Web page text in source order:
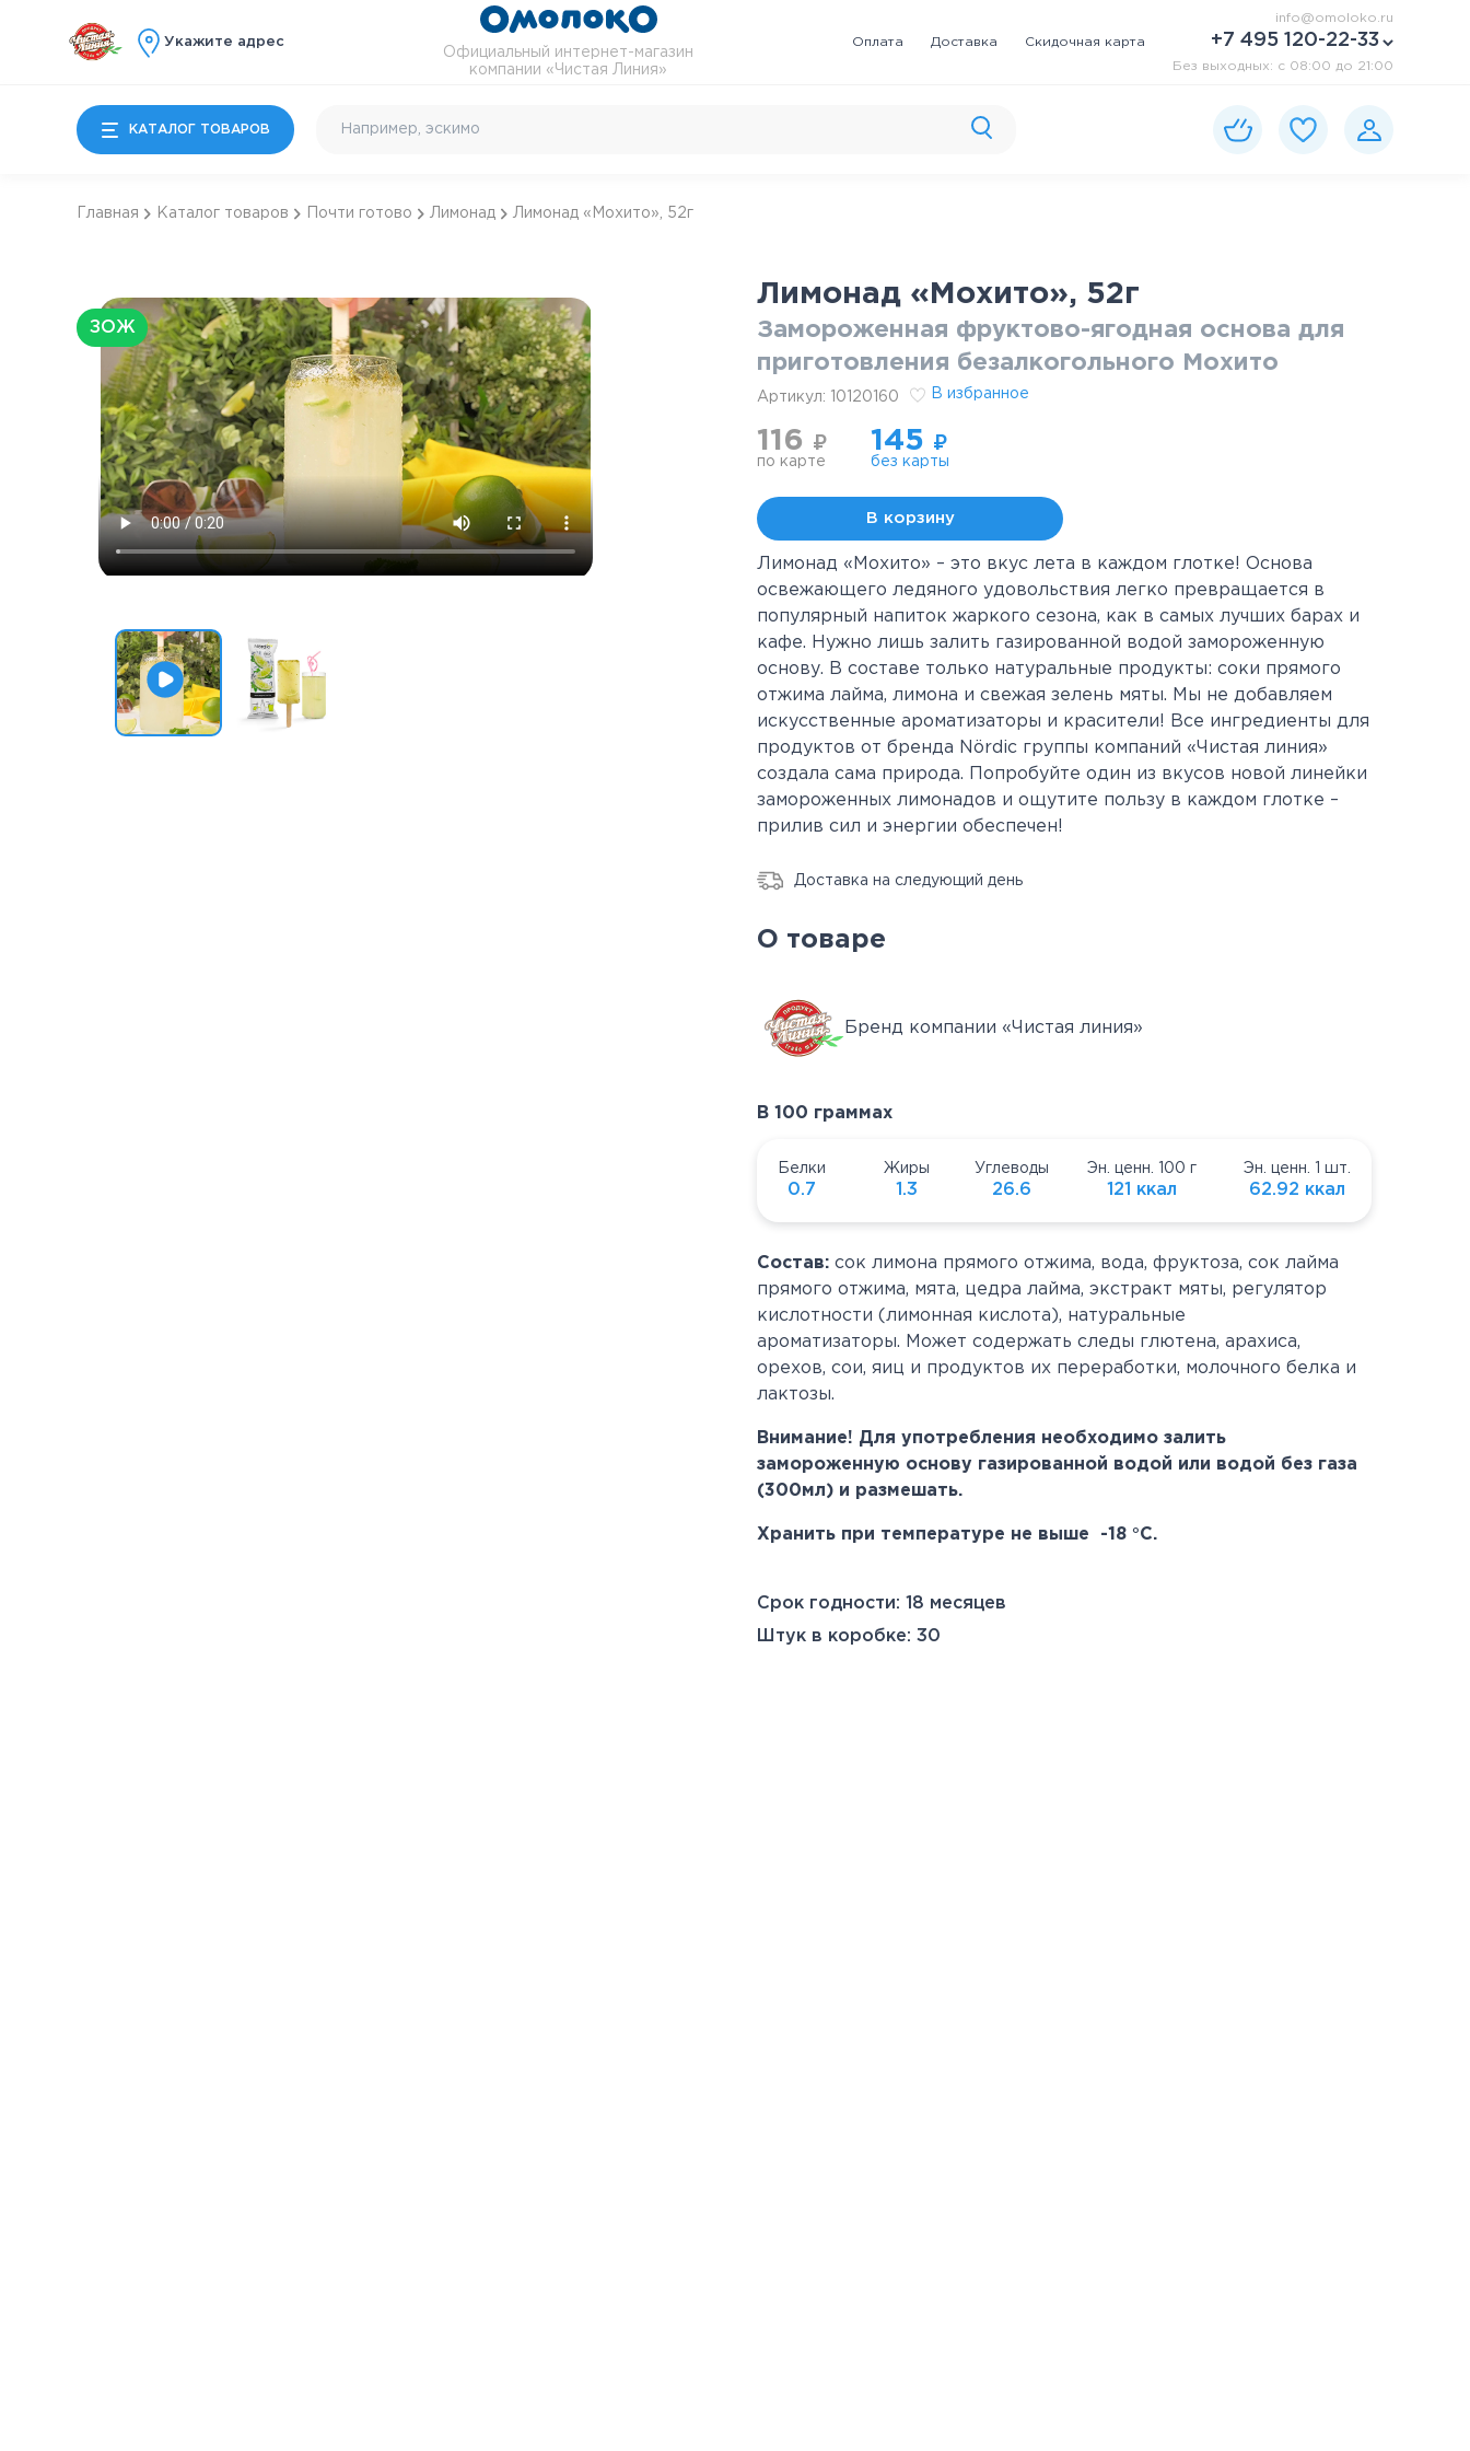
Укажите адрес
Официальный интернет-магазин
компании «Чистая Линия»
Оплата Доставка Скидочная карта
info@omoloko.ru
+7 495 120-22-33
Без выходных: c 08:00 до 21:00
КАТАЛОГ ТОВАРОВ
Мороженое
Особые десерты
Детям
Почти готово
Коктейльное и
энергетики
Шоколад и сладости
Лакомства для питомцев
Карты и сертификаты
Сопутствующие товары
Главная Каталог товаров Почти готово Лимонад Лимонад «Мохито», 52г
ЗОЖ
Лимонад «Мохито», 52г
Замороженная фруктово-ягодная основа для
приготовления безалкогольного Мохито
Артикул: 10120160 В избранное
116 ₽
по карте
145 ₽
без карты
В корзину
Лимонад «Мохито» – это вкус лета в каждом глотке! Основа
освежающего ледяного удовольствия легко превращается в
популярный напиток жаркого сезона, как в самых лучших барах и
кафе. Нужно лишь залить газированной водой замороженную
основу. В составе только натуральные продукты: соки прямого
отжима лайма, лимона и свежая зелень мяты. Мы не добавляем
искусственные ароматизаторы и красители! Все ингредиенты для
продуктов от бренда Nördic группы компаний «Чистая линия»
создала сама природа. Попробуйте один из вкусов новой линейки
замороженных лимонадов и ощутите пользу в каждом глотке –
прилив сил и энергии обеспечен!
Доставка на следующий день
О товаре
Бренд компании «Чистая линия»
В 100 граммах
Белки
0.7
Жиры
1.3
Углеводы
26.6
Эн. ценн. 100 г
121 ккал
Эн. ценн. 1 шт.
62.92 ккал
Состав: сок лимона прямого отжима, вода, фруктоза, сок лайма
прямого отжима, мята, цедра лайма, экстракт мяты, регулятор
кислотности (лимонная кислота), натуральные
ароматизаторы. Может содержать следы глютена, арахиса,
орехов, сои, яиц и продуктов их переработки, молочного белка и
лактозы.
Внимание! Для употребления необходимо залить
замороженную основу газированной водой или водой без газа
(300мл) и размешать.
Хранить при температуре не выше -18 °С.
Срок годности: 18 месяцев
Штук в коробке: 30